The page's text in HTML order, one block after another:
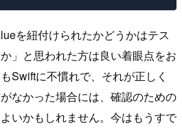
を紐付けられたかどうかはテス
」と思われた方は良い着眼点をお
Swiftに不慣れで、それが正しく
なかった場合には、確認のための
いかもしれません。今はもうすで